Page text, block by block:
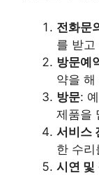
전화문
를 받
방문예
약을 해
방문:
제품을
서비스
한 수리
시연 및